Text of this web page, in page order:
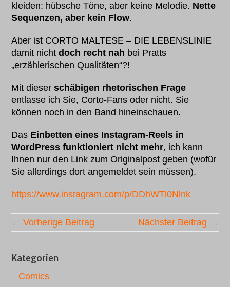
kleiden: hübsche Töne, aber keine Melodie. Nette
Sequenzen, aber kein Flow.
Aber ist CORTO MALTESE – DIE LEBENSLINIE
damit nichtdoch recht nah bei Pratts
„erzählerischen Qualitäten“?!
Mit dieserschäbigen rhetorischen Frage
entlasse ich Sie, Corto-Fans oder nicht. Sie
können noch in den Band hineinschauen.
Das Einbetten eines Instagram-Reels in
WordPress funktioniert nicht mehr, ich kann
Ihnen nur den Link zum Originalpost geben (wofür
Sie allerdings dort angemeldet sein müssen).
https://www.instagram.com/p/DDhWTl0Nlnk
← Vorherige Beitrag Nächster Beitrag →
Kategorien
Comics